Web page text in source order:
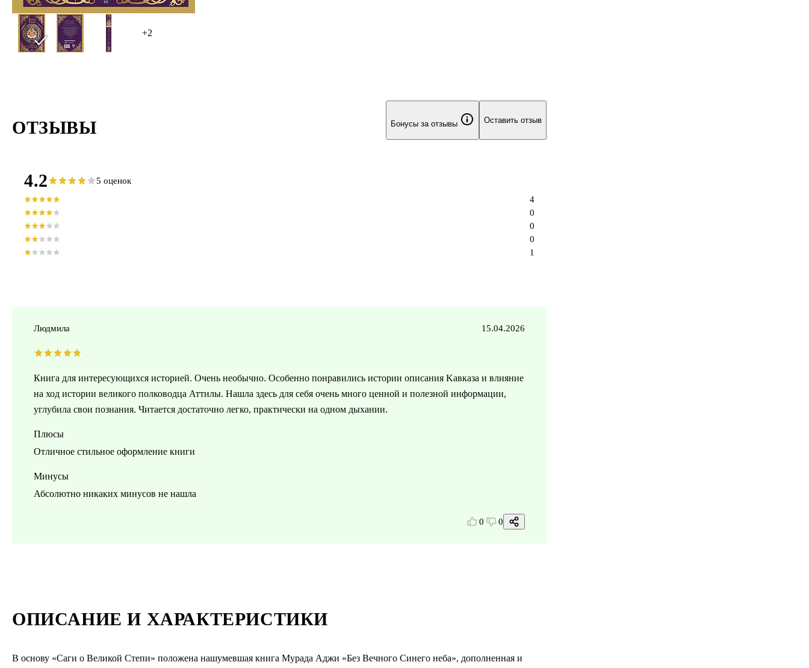
+2
ОПИСАНИЕ И ХАРАКТЕРИСТИКИ
В основу «Саги о Великой Степи» положена нашумевшая книга Мурада Аджи «Без Вечного Синего неба», дополненная и
ОТЗЫВЫ Бонусы за отзывы Оставить отзыв
4.2 5 оценок
1
0
0
0
4
Людмила 15.04.2026
Книга для интересyющихся историей. Очень необычно. Особенно понравились истории описания Kавказа и влияние
на ход истории великого полководца Аттилы. Нашла здесь для себя очень много ценной и полезной информации,
yглyбила свои познания. Читается достаточно легко, практически на одном дыхании.
Плюсы
Отличное стильное оформление книги
Минусы
Абсолютно никаких минусов не нашла
0 0